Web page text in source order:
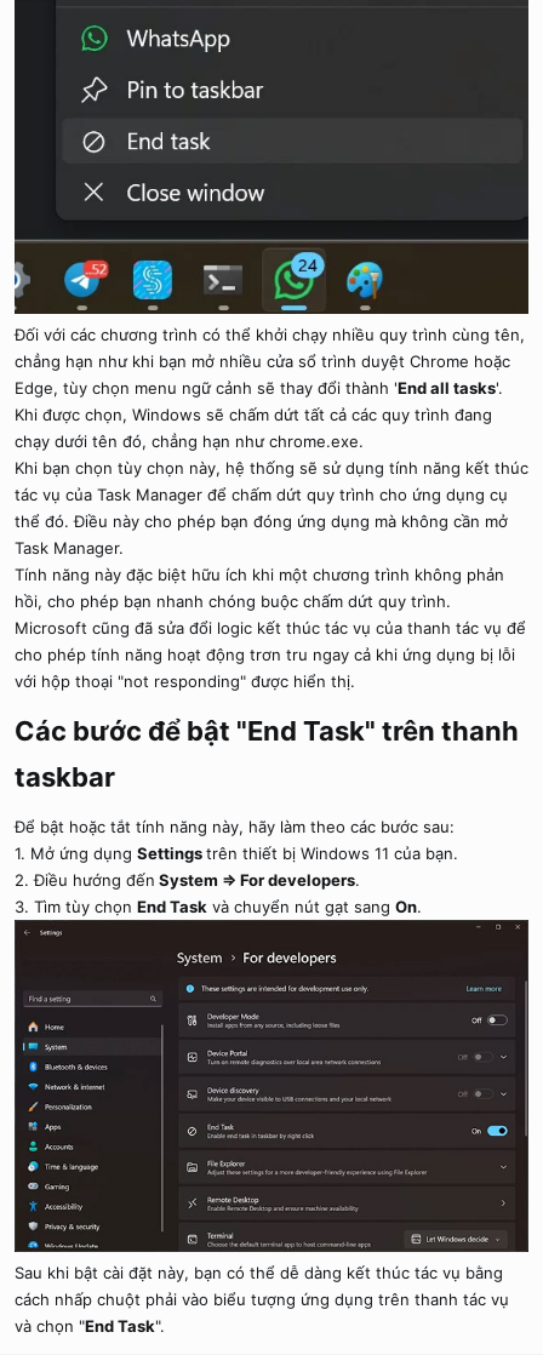
Đối với các chương trình có thể khởi chạy nhiều quy trình cùng tên,
chẳng hạn như khi bạn mở nhiều cửa sổ trình duyệt Chrome hoặc
Edge, tùy chọn menu ngữ cảnh sẽ thay đổi thành 'End all tasks'.
Khi được chọn, Windows sẽ chấm dứt tất cả các quy trình đang
chạy dưới tên đó, chẳng hạn như chrome.exe.
Khi bạn chọn tùy chọn này, hệ thống sẽ sử dụng tính năng kết thúc
tác vụ của Task Manager để chấm dứt quy trình cho ứng dụng cụ
thể đó. Điều này cho phép bạn đóng ứng dụng mà không cần mở
Task Manager.
Tính năng này đặc biệt hữu ích khi một chương trình không phản
hồi, cho phép bạn nhanh chóng buộc chấm dứt quy trình.
Microsoft cũng đã sửa đổi logic kết thúc tác vụ của thanh tác vụ để
cho phép tính năng hoạt động trơn tru ngay cả khi ứng dụng bị lỗi
với hộp thoại "not responding" được hiển thị.
Các bước để bật "End Task" trên thanh
taskbar​
Để bật hoặc tắt tính năng này, hãy làm theo các bước sau:
1. Mở ứng dụng Settingstrên thiết bị Windows 11 của bạn.
2. Điều hướng đến System => For developers.
3. Tìm tùy chọn End Task và chuyển nút gạt sang On.
Sau khi bật cài đặt này, bạn có thể dễ dàng kết thúc tác vụ bằng
cách nhấp chuột phải vào biểu tượng ứng dụng trên thanh tác vụ
và chọn "End Task".